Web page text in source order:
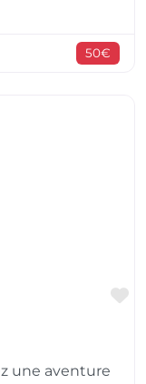
50€
une aventure